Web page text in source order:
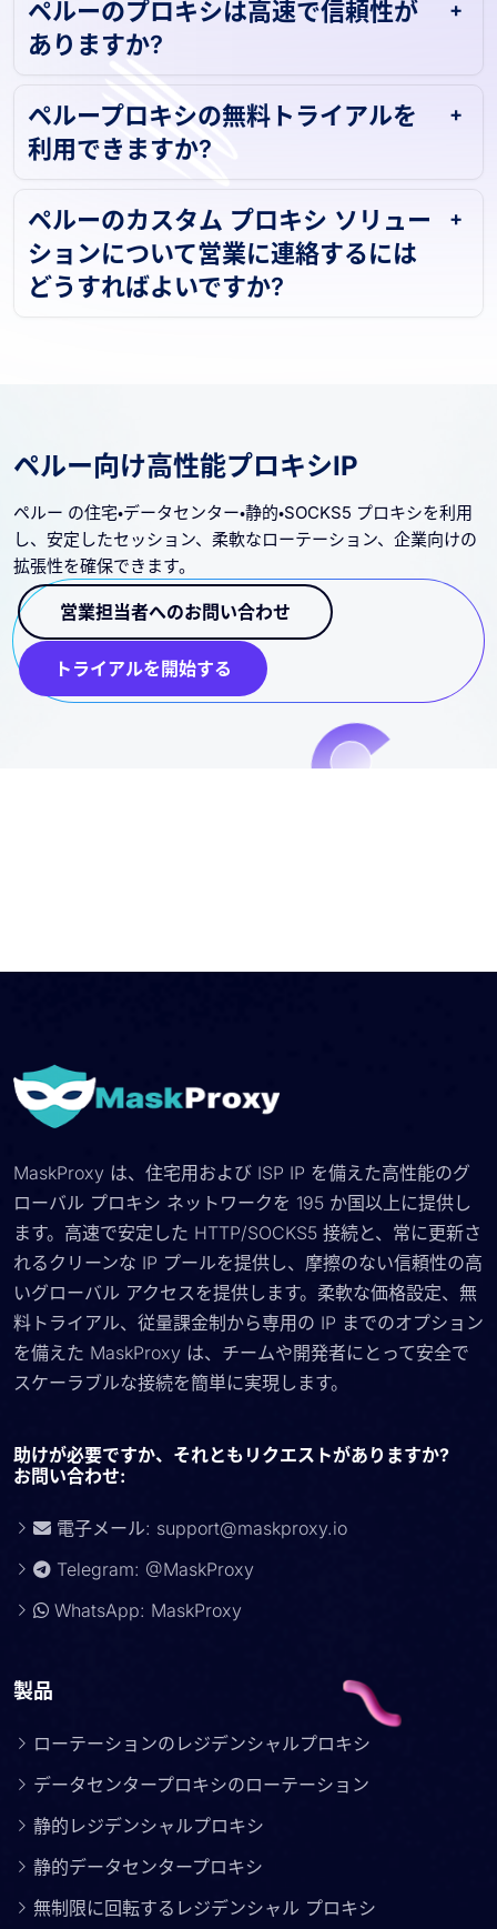
ありますか?
ペループロキシの無料トライアルを
利用できますか?
ペルーのカスタム プロキシ ソリュー
ションについて営業に連絡するには
どうすればよいですか?
ペルー向け高性能プロキシIP
ペルー の住宅・データセンター・静的・SOCKS5 プロキシを利用
し、安定したセッション、柔軟なローテーション、企業向けの
拡張性を確保できます。
営業担当者へのお問い合わせ
トライアルを開始する
MaskProxy は、住宅用および ISP IP を備えた高性能のグ
ローバル プロキシ ネットワークを 195 か国以上に提供し
ます。高速で安定した HTTP/SOCKS5 接続と、常に更新さ
れるクリーンな IP プールを提供し、摩擦のない信頼性の高
いグローバル アクセスを提供します。柔軟な価格設定、無
料トライアル、従量課金制から専用の IP までのオプション
を備えた MaskProxy は、チームや開発者にとって安全で
スケーラブルな接続を簡単に実現します。
助けが必要ですか、それともリクエストがありますか?
お問い合わせ:
電子メール: support@maskproxy.io
Telegram: @MaskProxy
WhatsApp: MaskProxy
製品
ローテーションのレジデンシャルプロキシ
データセンタープロキシのローテーション
静的レジデンシャルプロキシ
静的データセンタープロキシ
無制限に回転するレジデンシャル プロキシ